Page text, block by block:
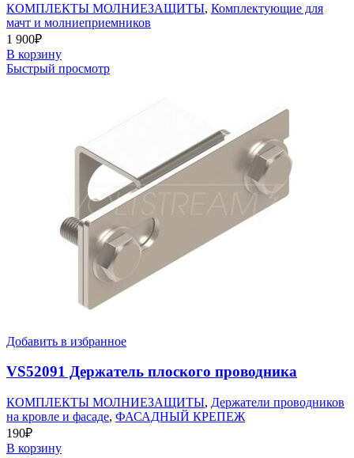
КОМПЛЕКТЫ МОЛНИЕЗАЩИТЫ, Комплектующие для
мачт и молниеприемников
1 900₽
В корзину
Быстрый просмотр
Добавить в избранное
VS52091 Держатель плоского проводника
КОМПЛЕКТЫ МОЛНИЕЗАЩИТЫ, Держатели проводников
на кровле и фасаде, ФАСАДНЫЙ КРЕПЕЖ
190₽
В корзину